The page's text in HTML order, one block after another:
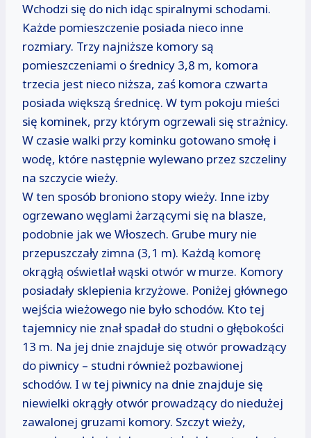
Wchodzi się do nich idąc spiralnymi schodami.
Każde pomieszczenie posiada nieco inne
rozmiary. Trzy najniższe komory są
pomieszczeniami o średnicy 3,8 m, komora
trzecia jest nieco niższa, zaś komora czwarta
posiada większą średnicę. W tym pokoju mieści
się kominek, przy którym ogrzewali się strażnicy.
W czasie walki przy kominku gotowano smołę i
wodę, które następnie wylewano przez szczeliny
na szczycie wieży.
W ten sposób broniono stopy wieży. Inne izby
ogrzewano węglami żarzącymi się na blasze,
podobnie jak we Włoszech. Grube mury nie
przepuszczały zimna (3,1 m). Każdą komorę
okrągłą oświetlał wąski otwór w murze. Komory
posiadały sklepienia krzyżowe. Poniżej głównego
wejścia wieżowego nie było schodów. Kto tej
tajemnicy nie znał spadał do studni o głębokości
13 m. Na jej dnie znajduje się otwór prowadzący
do piwnicy – studni również pozbawionej
schodów. I w tej piwnicy na dnie znajduje się
niewielki okrągły otwór prowadzący do niedużej
zawalonej gruzami komory. Szczyt wieży,